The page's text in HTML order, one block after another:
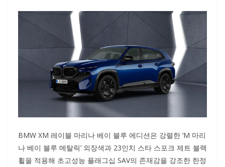
BMW XM 레이블 마리나 베이 블루 에디션은 강렬한 ‘M 마리
나 베이 블루 메탈릭’ 외장색과 23인치 스타 스포크 제트 블랙
휠을 적용해 초고성능 플래그십 SAV의 존재감을 강조한 한정